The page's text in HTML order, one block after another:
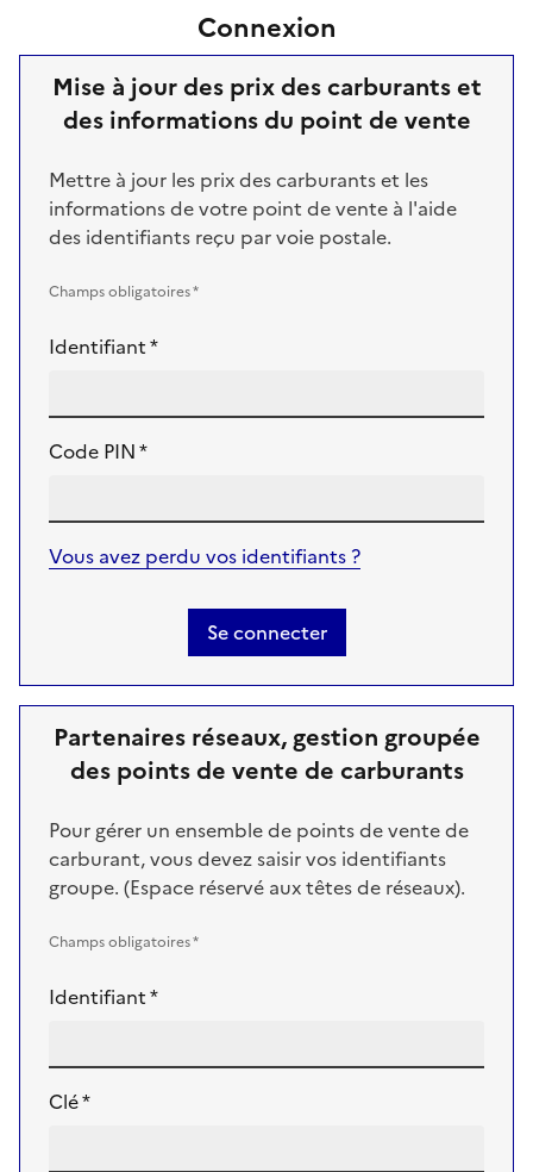
Connexion
Mise à jour des prix des carburants et
des informations du point de vente
Mettre à jour les prix des carburants et les
informations de votre point de vente à l'aide
des identifiants reçu par voie postale.
Champs obligatoires *
Identifiant *
Code PIN *
Vous avez perdu vos identifiants ?
Se connecter
Partenaires réseaux, gestion groupée
des points de vente de carburants
Pour gérer un ensemble de points de vente de
carburant, vous devez saisir vos identifiants
groupe. (Espace réservé aux têtes de réseaux).
Champs obligatoires *
Identifiant *
Clé *